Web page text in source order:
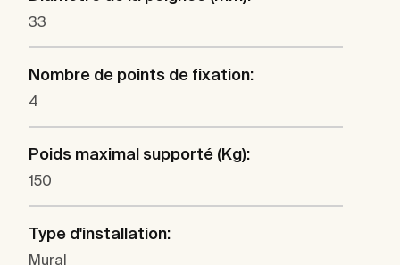
33
Nombre de points de fixation:
4
Poids maximal supporté (Kg):
150
Type d'installation:
Mural